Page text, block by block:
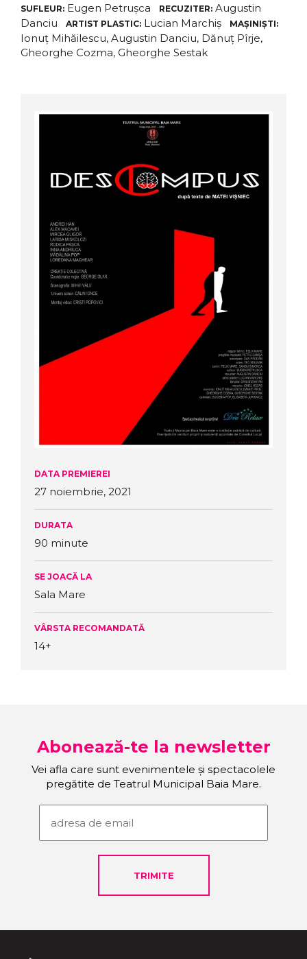
SUFLEUR: Eugen Petrușca RECUZITER: Augustin
Danciu
ARTIST PLASTIC: Lucian Marchiș MAȘINIȘTI:
Ionuț Mihăilescu, Augustin Danciu, Dănuț Pîrje,
Gheorghe Cozma, Gheorghe Sestak
DATA PREMIEREI
27 noiembrie, 2021
DURATA
90 minute
SE JOACĂ LA
Sala Mare
VÂRSTA RECOMANDATĂ
14+
Abonează-te la newsletter
Vei afla care sunt evenimentele și spectacolele
pregătite de Teatrul Municipal Baia Mare.